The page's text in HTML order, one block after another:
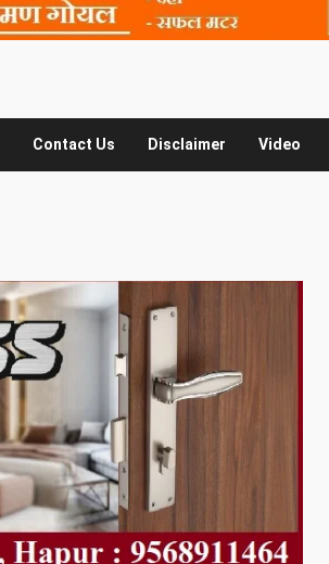
Contact Us Disclaimer Video